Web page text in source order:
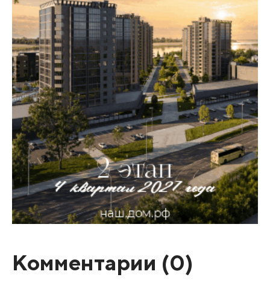
Комментарии (0)